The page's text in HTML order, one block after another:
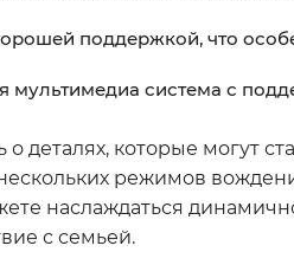
поддержкой, что
мультимедиа система с
о деталях, которые могут
режимов
наслаждаться
с семьей.